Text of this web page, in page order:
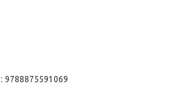
: 9788875591069